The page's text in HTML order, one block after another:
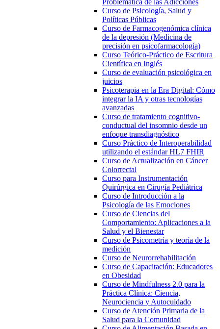
Problemática de las Adicciones
Curso de Psicología, Salud y
Políticas Públicas
Curso de Farmacogenómica clínica
de la depresión (Medicina de
precisión en psicofarmacología)
Curso Teórico-Práctico de Escritura
Científica en Inglés
Curso de evaluación psicológica en
juicios
Psicoterapia en la Era Digital: Cómo
integrar la IA y otras tecnologías
avanzadas
Curso de tratamiento cognitivo-
conductual del insomnio desde un
enfoque transdiagnóstico
Curso Práctico de Interoperabilidad
utilizando el estándar HL7 FHIR
Curso de Actualización en Cáncer
Colorrectal
Curso para Instrumentación
Quirúrgica en Cirugía Pediátrica
Curso de Introducción a la
Psicología de las Emociones
Curso de Ciencias del
Comportamiento: Aplicaciones a la
Salud y el Bienestar
Curso de Psicometría y teoría de la
medición
Curso de Neurorrehabilitación
Curso de Capacitación: Educadores
en Obesidad
Curso de Mindfulness 2.0 para la
Práctica Clínica: Ciencia,
Neurociencia y Autocuidado
Curso de Atención Primaria de la
Salud para la Comunidad